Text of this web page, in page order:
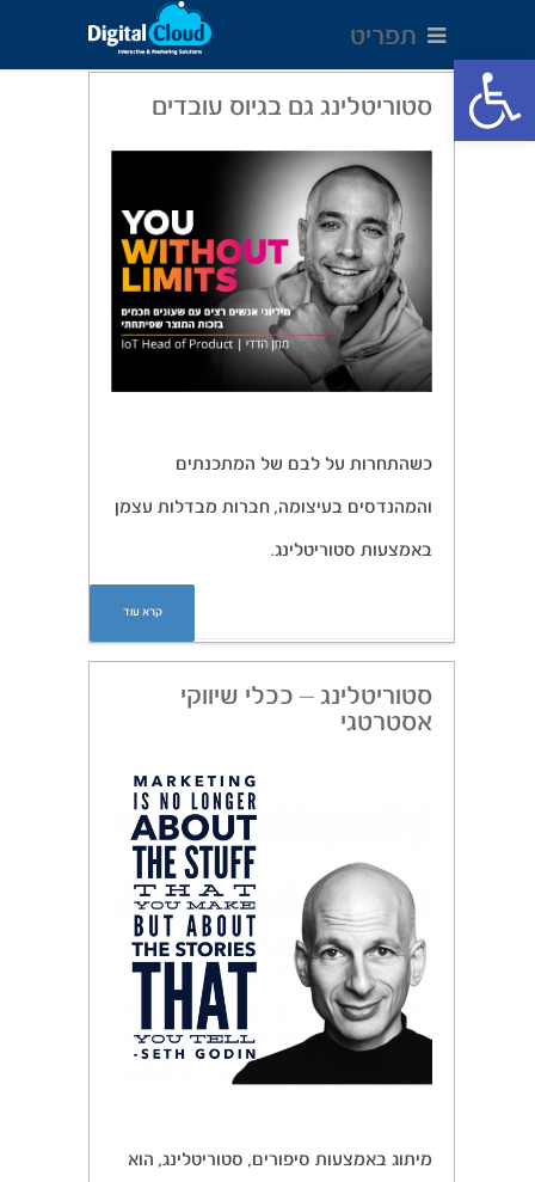
Open toolbar
תפריט
סטוריטלינג גם בגיוס עובדים
כשהתחרות על לבם של המתכנתים
והמהנדסים בעיצומה, חברות מבדלות עצמן
באמצעות סטוריטלינג.
קרא עוד
סטוריטלינג – ככלי שיווקי
אסטרטגי
מיתוג באמצעות סיפורים, סטוריטלינג, הוא